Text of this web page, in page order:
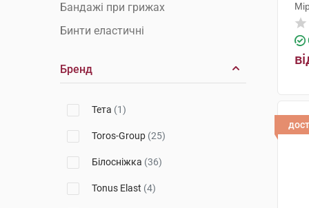
Бандажі при грижах
Бинти еластичні
Грудні корсети та бандажі
Післяопераційні бандажі
Променевозап'ястні бандажі
Бренд
Тета (1)
Toros-Group (25)
Білосніжка (36)
Tonus Elast (4)